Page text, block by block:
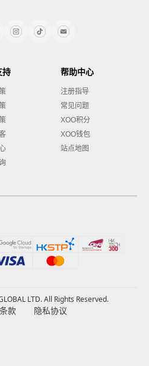
持 帮助中心
注册指导
常见问题
XOO积分
XOO钱包
站点地图
LTD. All Rights Reserved.
款 隐私协议